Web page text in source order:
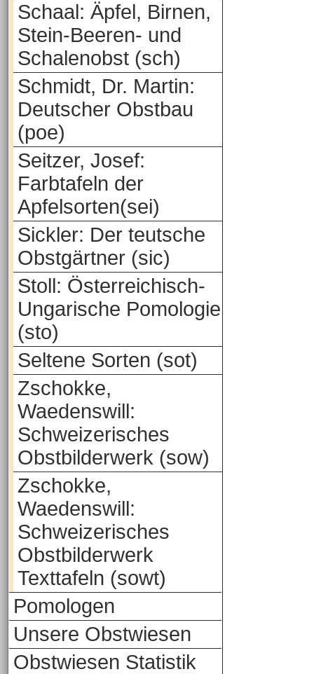
Schaal: Äpfel, Birnen,
Stein-Beeren- und
Schalenobst (sch)
Schmidt, Dr. Martin:
Deutscher Obstbau
(poe)
Seitzer, Josef:
Farbtafeln der
Apfelsorten(sei)
Sickler: Der teutsche
Obstgärtner (sic)
Stoll: Österreichisch-
Ungarische Pomologie
(sto)
Seltene Sorten (sot)
Zschokke,
Waedenswill:
Schweizerisches
Obstbilderwerk (sow)
Zschokke,
Waedenswill:
Schweizerisches
Obstbilderwerk
Texttafeln (sowt)
Pomologen
Unsere Obstwiesen
Obstwiesen Statistik